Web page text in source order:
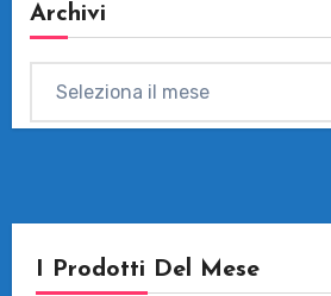
Archivi
I Prodotti Del Mese